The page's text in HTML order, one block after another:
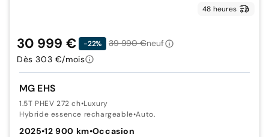
48 heures
MG EHS
1.5T PHEV 272 ch•Luxury
Hybride essence rechargeable•Auto.
2025•12 900 km•Occasion
30 999 € -22% 39 990 €neuf
Dès 303 €/mois